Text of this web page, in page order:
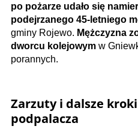
po pożarze udało się
podejrzanego 45-letniego
gminy Rojewo. Mężczyzna
dworcu kolejowym w
porannych.
Zarzuty i dalsze
podpalacza